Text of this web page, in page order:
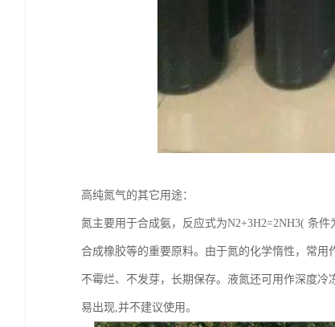
高纯氮气的其它用途：
氮主要用于合成氨，反应式为N2+3H2=2NH3( 条
合成橡胶等的重要原料。由于氮的化学惰性，常
不霉烂、不发芽，长期保存。液氮还可用作深度
易出现,并不建议使用。